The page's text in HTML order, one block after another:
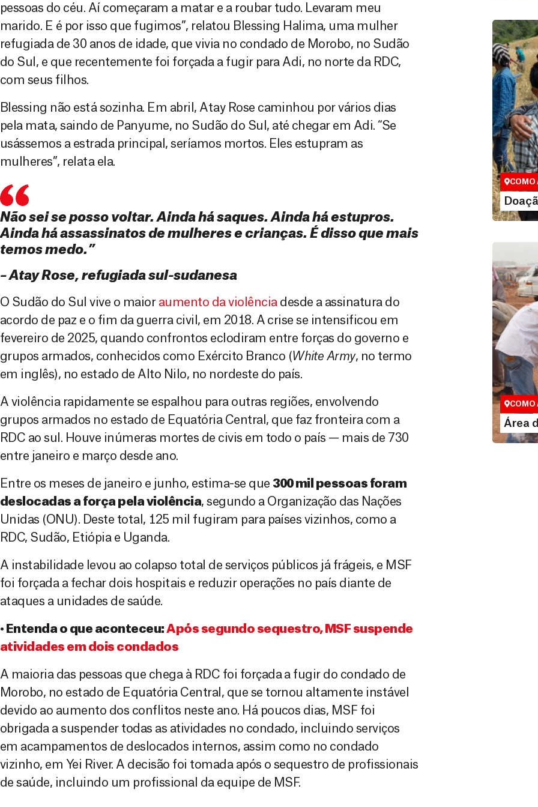
pessoas do céu. Aí começaram a matar e a roubar tudo. Levaram meu
marido. E é por isso que fugimos”, relatou Blessing Halima, uma mulher
refugiada de 30 anos de idade, que vivia no condado de Morobo, no Sudão
do Sul, e que recentemente foi forçada a fugir para Adi, no norte da RDC,
com seus filhos.
Blessing não está sozinha. Em abril, Atay Rose caminhou por vários dias
pela mata, saindo de Panyume, no Sudão do Sul, até chegar em Adi. “Se
usássemos a estrada principal, seríamos mortos. Eles estupram as
mulheres”, relata ela.
Não sei se posso voltar. Ainda há saques. Ainda há estupros.
Ainda há assassinatos de mulheres e crianças. É disso que mais
temos medo.”
– Atay Rose, refugiada sul-sudanesa
O Sudão do Sul vive o maior aumento da violênciadesde a assinatura do
acordo de paz e o fim da guerra civil, em 2018. A crise se intensificou em
fevereiro de 2025, quando confrontos eclodiram entre forças do governo e
grupos armados, conhecidos como Exército Branco (White Army, no termo
em inglês), no estado de Alto Nilo, no nordeste do país.
A violência rapidamente se espalhou para outras regiões, envolvendo
grupos armados no estado de Equatória Central, que faz fronteira com a
RDC ao sul. Houve inúmeras mortes de civis em todo o país — mais de 730
entre janeiro e março desde ano.
Entre os meses de janeiro e junho, estima-se que 300 mil pessoas foram
deslocadas a força pela violência, segundo a Organização das Nações
Unidas (ONU). Deste total, 125 mil fugiram para países vizinhos, como a
RDC, Sudão, Etiópia e Uganda.
A instabilidade levou ao colapso total de serviços públicos já frágeis, e MSF
foi forçada a fechar dois hospitais e reduzir operações no país diante de
ataques a unidades de saúde.
• Entenda o que aconteceu:Após segundo sequestro, MSF suspende
atividades em dois condados
A maioria das pessoas que chega à RDC foi forçada a fugir do condado de
Morobo, no estado de Equatória Central, que se tornou altamente instável
devido ao aumento dos conflitos neste ano. Há poucos dias, MSF foi
obrigada a suspender todas as atividades no condado, incluindo serviços
em acampamentos de deslocados internos, assim como no condado
vizinho, em Yei River. A decisão foi tomada após o sequestro de profissionais
de saúde, incluindo um profissional da equipe de MSF.
Você
maneiras,
valor que
COMO
Área
Espaço
COMO
Área